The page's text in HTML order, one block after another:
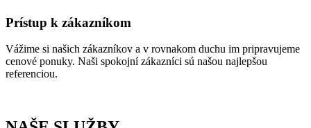
Prístup k zákazníkom
Vážime si našich zákazníkov a v rovnakom duchu im pripravujeme
cenové ponuky. Naši spokojní zákazníci sú našou najlepšou
referenciou.